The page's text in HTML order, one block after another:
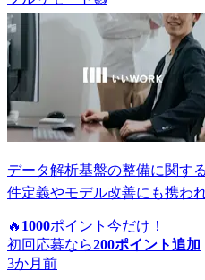
データ解析基盤の整備に関す
件定義やモデル改善にも携わ
🔥 1000ポイント 今だけ！
初回応募なら200ポイント追加
3か月前